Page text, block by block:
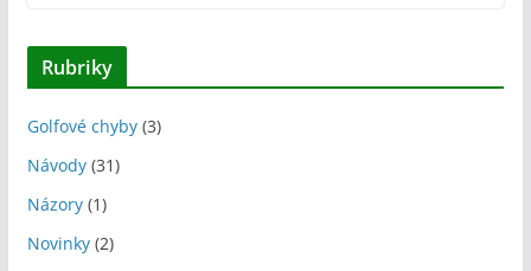
Rubriky
Golfové chyby(3)
Návody(31)
Názory(1)
Novinky(2)